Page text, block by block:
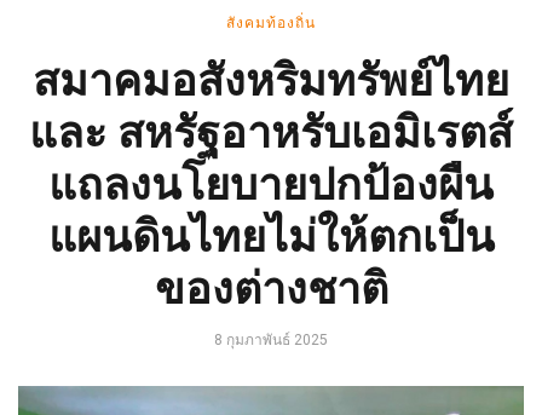
สังคมท้องถิ่น
สมาคมอสังหริมทรัพย์ไทย
และ สหรัฐอาหรับเอมิเรตส์
แถลงนโยบายปกป้องผืน
แผนดินไทยไม่ให้ตกเป็น
ของต่างชาติ
8 กุมภาพันธ์ 2025